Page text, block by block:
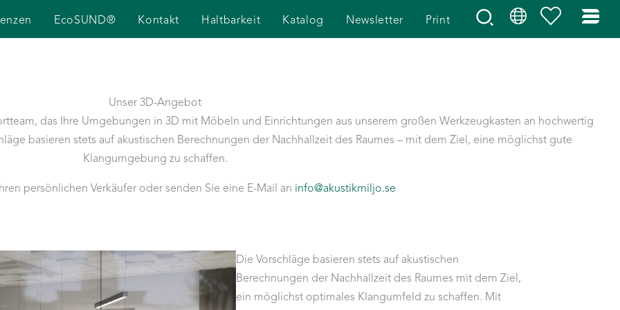
EcoSUND® Kontakt Haltbarkeit Katalog Newsletter Print
Unser 3D-Angebot
das Ihre Umgebungen in 3D mit Möbeln und Einrichtungen aus unserem großen Werkzeugkasten an hochwertig
basieren stets auf akustischen Berechnungen der Nachhallzeit des Raumes – mit dem Ziel, eine möglichst gute
Klangumgebung zu schaffen.
persönlichen Verkäufer oder senden Sie eine E-Mail an info@akustikmiljo.se
Die Vorschläge basieren stets auf akustischen
Berechnungen der Nachhallzeit des Raumes mit dem Ziel,
ein möglichst optimales Klangumfeld zu schaffen. Mit